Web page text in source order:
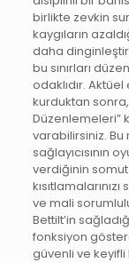
birlikte zevkin
kaygıların
daha
bu sınırları
odaklıdır.
kurduktan
Düzenlemeleri”
varabilirsiniz.
sağlayıcısının
verdiğinin somut
ve mali
Bettilt’in
fonksiyon
güvenli ve